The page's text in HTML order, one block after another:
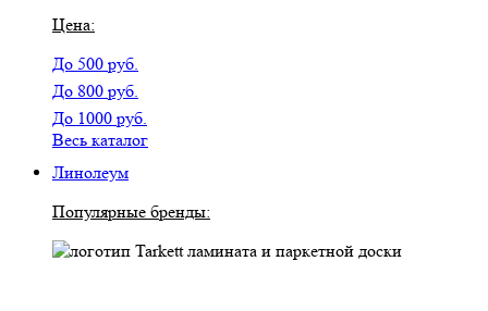
Цена:
До 500 руб.
До 800 руб.
До 1000 руб.
Весь каталог
Линолеум
Популярные бренды: